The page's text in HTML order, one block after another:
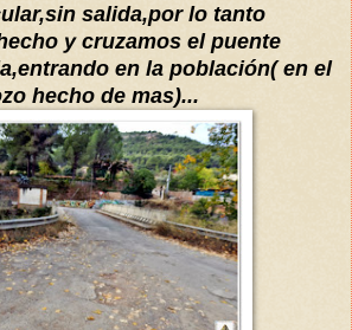
salida,por lo tanto
y cruzamos el puente
en la población( en el
hecho de mas)...